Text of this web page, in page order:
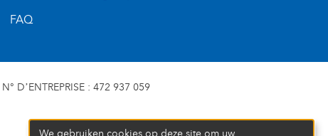
FAQ
D’ENTREPRISE : 472 937 059
We gebruiken cookies op deze site om uw